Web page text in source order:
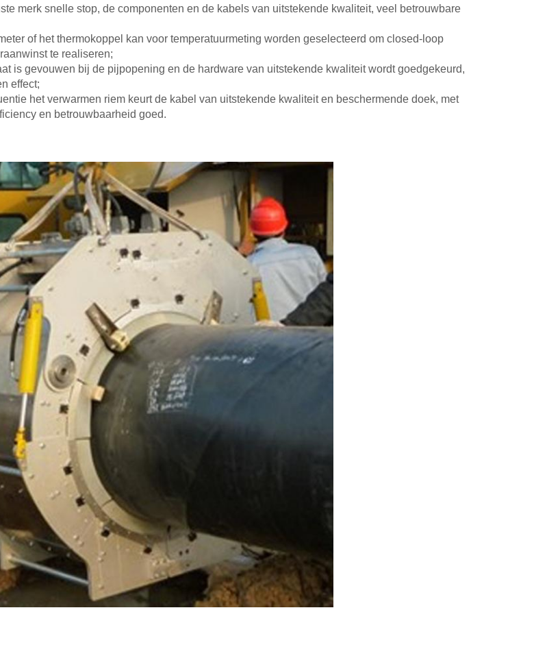
merk snelle stop, de componenten en de kabels van uitstekende kwaliteit, veel betrouwbare
of het thermokoppel kan voor temperatuurmeting worden geselecteerd om closed-loop
te realiseren;
is gevouwen bij de pijpopening en de hardware van uitstekende kwaliteit wordt goedgekeurd,
effect;
het verwarmen riem keurt de kabel van uitstekende kwaliteit en beschermende doek, met
en betrouwbaarheid goed.